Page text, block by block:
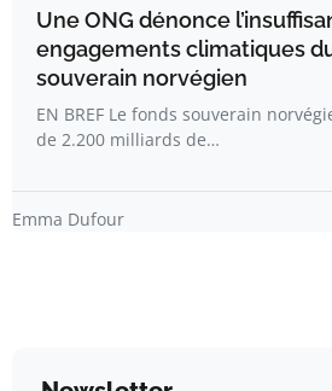
Une ONG dénonce
engagements climatiques
souverain norvégien
EN BREF Le fonds souverain
de 2.200 milliards de…
Emma Dufour